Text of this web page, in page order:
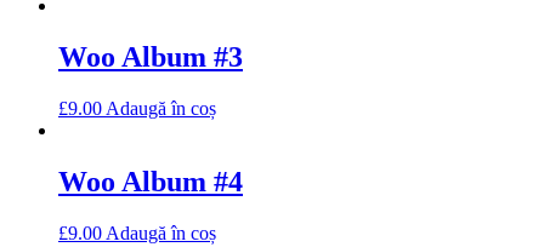
Woo Album #3
£9.00 Adaugă în coș
Woo Album #4
£9.00 Adaugă în coș